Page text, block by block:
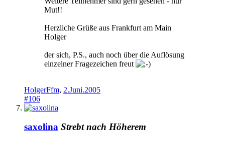
Mut!!
Herzliche Grüße aus Frankfurt am Main
Holger
der sich, P.S., auch noch über die Auflösung
einzelner Fragezeichen freut
HolgerFfm, 2.Juni.2005
#106
saxolina Strebt nach Höherem